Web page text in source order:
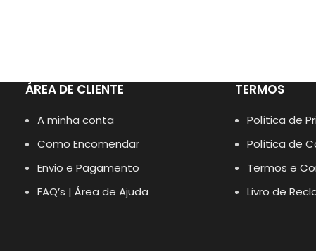
ÁREA DE CLIENTE
A minha conta
Como Encomendar
Envio e Pagamento
FAQ’s | Área de Ajuda
TERMOS
Política de
Política de
Termos e
Livro de